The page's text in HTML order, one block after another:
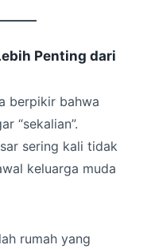
Penting dari
berpikir bahwa
“sekalian”.
sering kali tidak
keluarga muda
rumah yang